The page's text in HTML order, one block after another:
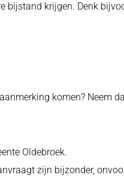
bijstand krijgen. Denk
komen? Neem
Oldebroek.
zijn bijzonder,